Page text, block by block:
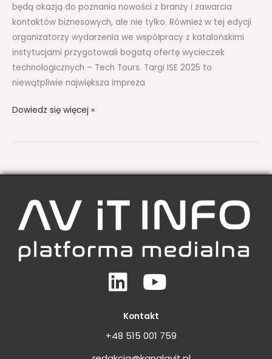
będą okazją do poznania nowości z branży i zawarcia
kontaktów biznesowych, ale nie tylko. Również w tej edycji
organizatorzy wydarzenia we współpracy z katalońskimi
instytucjami przygotowali bogatą ofertę wycieczek
technologicznych – Tech Tours. Targi ISE 2025 to
niewątpliwie największa impreza
Dowiedz się więcej »
LinkedinYoutube
Kontakt
+48 515 001 759